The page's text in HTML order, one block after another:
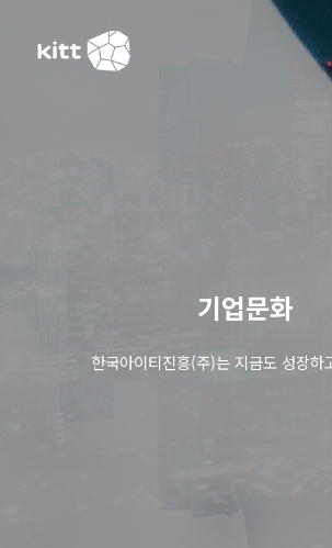
기업문화
한국아이티진흥(주)는 지금도 성장하